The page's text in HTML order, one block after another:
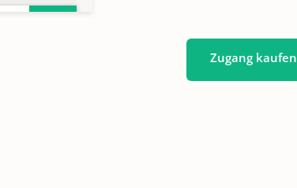
Zugang kaufen